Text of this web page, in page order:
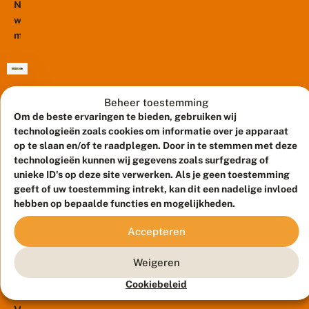
Beheer toestemming
Om de beste ervaringen te bieden, gebruiken wij
technologieën zoals cookies om informatie over je apparaat
op te slaan en/of te raadplegen. Door in te stemmen met deze
technologieën kunnen wij gegevens zoals surfgedrag of
unieke ID's op deze site verwerken. Als je geen toestemming
geeft of uw toestemming intrekt, kan dit een nadelige invloed
hebben op bepaalde functies en mogelijkheden.
Accepteren
Weigeren
Cookiebeleid
v
e
r
r
i
n
g
m
t
k
li
m
a
a
t
v
a
veranderingen...
d
a
a
d
–
o
k
a
f
n
a
m
e
a
l
g
e
m
e
n
s
vlinderstand
daalde
voor
tiende
rij,
en
bereikte
in
2024
het...
e
li
j
k
ij
w
e
e
r
v
li
n
d
e
r
s
!
Na
wekenlang
maar
weinig
hebben
gehad
komen
nu
de
zomergeneraties
los.
De
koolwitjes
zijn
eindelijk
20
G
e
e
n
s
l
e
c
h
t
v
li
n
e
Nu
we
half
mei
voorbij
zijn
hebben
een
16
januari